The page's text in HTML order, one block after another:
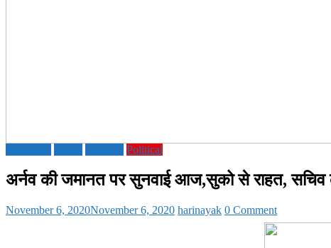
Political
अर्नव की जमानत पर सुनवाई आज,सुको से राहत, सचिव
November 6, 2020November 6, 2020 harinayak 0 Comment